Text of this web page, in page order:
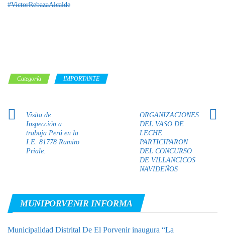
#VictorRebazaAlcalde
Categoría IMPORTANTE
Visita de
Inspección a
trabaja Perú en la
I.E. 81778 Ramiro
Priale.
ORGANIZACIONES
DEL VASO DE
LECHE
PARTICIPARON
DEL CONCURSO
DE VILLANCICOS
NAVIDEÑOS
MUNIPORVENIR INFORMA
Municipalidad Distrital De El Porvenir inaugura “La